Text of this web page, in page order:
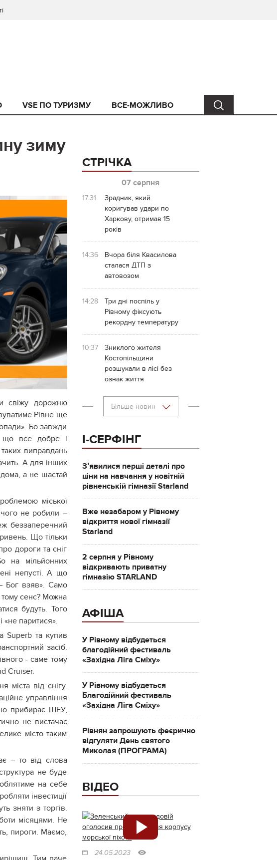
VSE ПО ТУРИЗМУ ВСЕ-МОЖЛИВО
зиму
свіжу дорожню
Рівне ще
Бо завжди
що все добре і
виправдань
А для інших
а не шастай
міської
не робили –
беззаперечний
Що тільки
дороги та сніг
на мільйонних
непусті. А що
Бог взяв». Само
тому сенс? Можна
будуть. Того
«не паритися».
Superb та купив
засіб.
- саме тому
Cruiser.
від снігу.
управління
прибирає ШЕУ,
не вистачає
місто таким
– то від слова
не буде
на себе
інвестиції
зняти з торгів.
місяцями. Не
пироги. Маємо,
СТРІЧКА
07 серпня
17:31
Зрадник, який
коригував удари по
Харкову, отримав 15
років
14:36
Вчора біля Квасилова
сталася ДТП з
автовозом
14:28
Три дні поспіль у
Рівному фіксують
рекордну температуру
10:37
Зниклого жителя
Костопільщини
розшукали в лісі без
ознак життя
Більше новин
І-СЕРФІНГ
Зʼявилися перші деталі про
ціни на навчання у новітній
рівненській гімназії Starland
Вже незабаром у Рівному
відкриття нової гімназії
Starland
2 серпня у Рівному
відкривають приватну
гімназію STARLAND
АФІША
У Рівному відбудеться
благодійний фестиваль
«Західна Ліга Сміху»
У Рівному відбудеться
Благодійний фестиваль
«Західна Ліга Сміху»
Рівнян запрошують феєрично
відгуляти День святого
Миколая (ПРОГРАМА)
ВІДЕО
24.05.2023